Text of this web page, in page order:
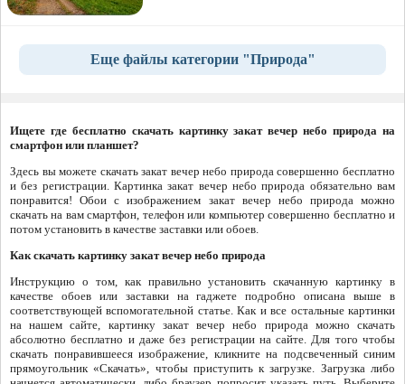
Еще файлы категории "Природа"
Ищете где бесплатно скачать картинку закат вечер небо природа на
смартфон или планшет?
Здесь вы можете скачать закат вечер небо природа совершенно бесплатно
и без регистрации. Картинка закат вечер небо природа обязательно вам
понравится! Обои с изображением закат вечер небо природа можно
скачать на вам смартфон, телефон или компьютер совершенно бесплатно и
потом установить в качестве заставки или обоев.
Как скачать картинку закат вечер небо природа
Инструкцию о том, как правильно установить скачанную картинку в
качестве обоев или заставки на гаджете подробно описана выше в
соответствующей вспомогательной статье. Как и все остальные картинки
на нашем сайте, картинку закат вечер небо природа можно скачать
абсолютно бесплатно и даже без регистрации на сайте. Для того чтобы
скачать понравившееся изображение, кликните на подсвеченный синим
прямоугольник «Скачать», чтобы приступить к загрузке. Загрузка либо